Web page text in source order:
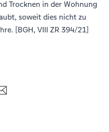
Trocknen in der Wohnung
soweit dies nicht zu
[BGH, VIII ZR 394/21]